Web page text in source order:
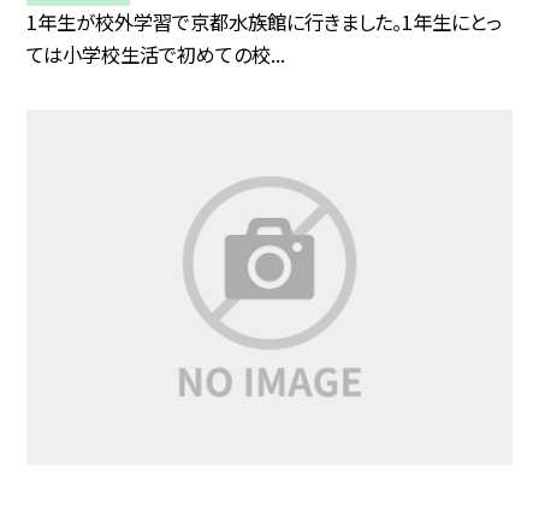
1年生が校外学習で京都水族館に行きました。1年生にとっ
ては小学校生活で初めての校...